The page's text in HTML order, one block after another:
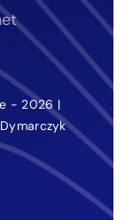
- 2026 |